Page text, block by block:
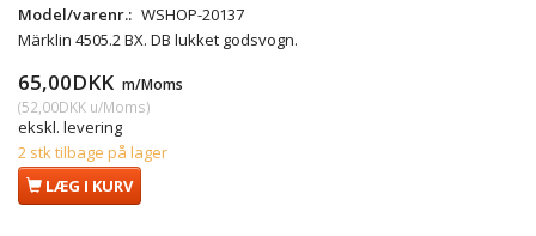
Model/varenr.: WSHOP-20137
Märklin 4505.2 BX. DB lukket godsvogn.
65,00DKK m/Moms
(52,00DKK u/Moms)
ekskl. levering
2 stk tilbage på lager
LÆG I KURV